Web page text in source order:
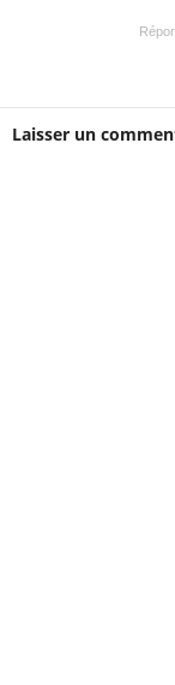
Laisser un